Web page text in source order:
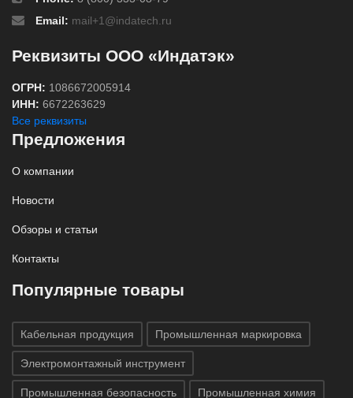
Email: mail+1@indatech.ru
Реквизиты ООО «Индатэк»
ОГРН: 1086672005914
ИНН: 6672263629
Все реквизиты
Предложения
О компании
Новости
Обзоры и статьи
Контакты
Популярные товары
Кабельная продукция Промышленная маркировка
Электромонтажный инструмент
Промышленная безопасность Промышленная химия